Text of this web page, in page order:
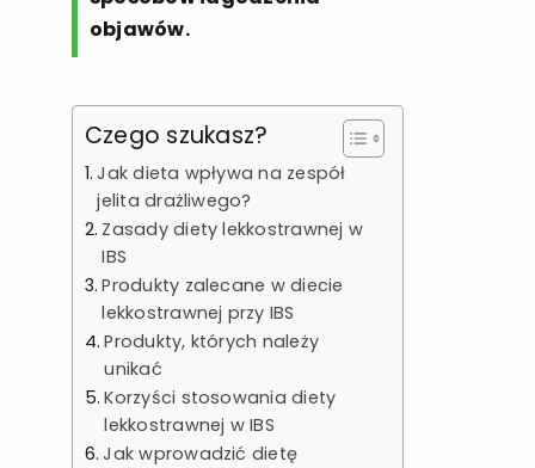
objawów.
Czego szukasz?
Jak dieta wpływa na zespół
jelita drażliwego?
Zasady diety lekkostrawnej w
IBS
Produkty zalecane w diecie
lekkostrawnej przy IBS
Produkty, których należy
unikać
Korzyści stosowania diety
lekkostrawnej w IBS
Jak wprowadzić dietę